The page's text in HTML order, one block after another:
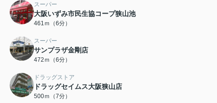
スーパー
大阪いずみ市民生協コープ狭山池
461ｍ（6分）
スーパー
サンプラザ金剛店
472ｍ（6分）
ドラッグストア
ドラッグセイムス大阪狭山店
500ｍ（7分）